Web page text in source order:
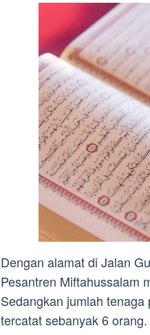
Dengan alamat di Jalan
Pesantren Miftahussalam
Sedangkan jumlah
tercatat sebanyak 6